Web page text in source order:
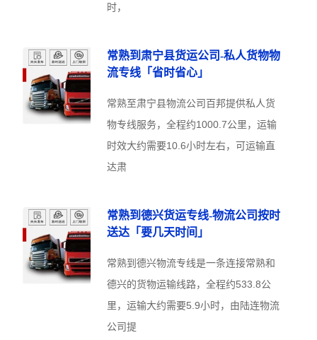
时，
常熟到肃宁县货运公司-私人货物物
流专线「省时省心」
常熟至肃宁县物流公司百邦提供私人货
物专线服务，全程约1000.7公里，运输
时效大约需要10.6小时左右，可运输直
达肃
常熟到德兴货运专线-物流公司按时
送达「要几天时间」
常熟到德兴物流专线是一条连接常熟和
德兴的货物运输线路，全程约533.8公
里，运输大约需要5.9小时，由陆连物流
公司提